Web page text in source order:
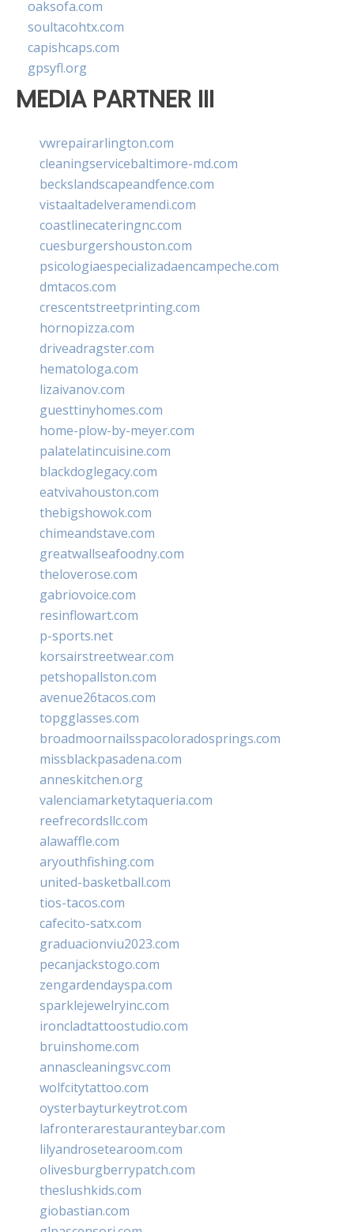
oaksofa.com
soultacohtx.com
capishcaps.com
gpsyfl.org
MEDIA PARTNER III
vwrepairarlington.com
cleaningservicebaltimore-md.com
beckslandscapeandfence.com
vistaaltadelveramendi.com
coastlinecateringnc.com
cuesburgershouston.com
psicologiaespecializadaencampeche.com
dmtacos.com
crescentstreetprinting.com
hornopizza.com
driveadragster.com
hematologa.com
lizaivanov.com
guesttinyhomes.com
home-plow-by-meyer.com
palatelatincuisine.com
blackdoglegacy.com
eatvivahouston.com
thebigshowok.com
chimeandstave.com
greatwallseafoodny.com
theloverose.com
gabriovoice.com
resinflowart.com
p-sports.net
korsairstreetwear.com
petshopallston.com
avenue26tacos.com
topgglasses.com
broadmoornailsspacoloradosprings.com
missblackpasadena.com
anneskitchen.org
valenciamarketytaqueria.com
reefrecordsllc.com
alawaffle.com
aryouthfishing.com
united-basketball.com
tios-tacos.com
cafecito-satx.com
graduacionviu2023.com
pecanjackstogo.com
zengardendayspa.com
sparklejewelryinc.com
ironcladtattoostudio.com
bruinshome.com
annascleaningsvc.com
wolfcitytattoo.com
oysterbayturkeytrot.com
lafronterarestauranteybar.com
lilyandrosetearoom.com
olivesburgberrypatch.com
theslushkids.com
giobastian.com